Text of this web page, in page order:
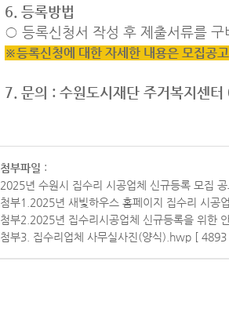
6. 등록방법
○ 등록신청서 작성 후 제출서류를
※등록신청에 대한 자세한 내용은 모집공
7. 문의 : 수원도시재단 주거복지센
첨부파일 :
2025년 수원시 집수리 시공업체 신규등록 모집
첨부1.2025년 새빛하우스 홈페이지 집수리 시
첨부2.2025년 집수리시공업체 신규등록을 위한
첨부3. 집수리업체 사무실사진(양식).hwp [ 4893